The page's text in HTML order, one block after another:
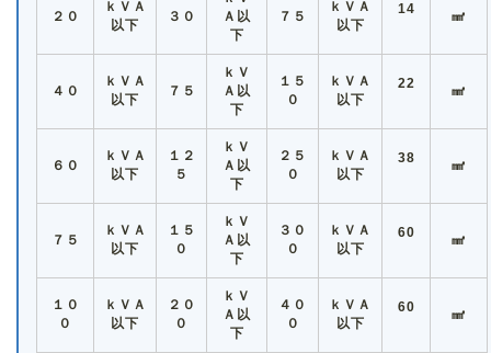
２０
ｋＶＡ
以下
３０
Ａ以
下
７５
ｋＶＡ
以下
14 ㎟
４０
ｋＶＡ
以下
７５
ｋＶ
Ａ以
下
１５
０
ｋＶＡ
以下
22 ㎟
６０
ｋＶＡ
以下
１２
５
ｋＶ
Ａ以
下
２５
０
ｋＶＡ
以下
38 ㎟
７５
ｋＶＡ
以下
１５
０
ｋＶ
Ａ以
下
３０
０
ｋＶＡ
以下
60 ㎟
１０
０
ｋＶＡ
以下
２０
０
ｋＶ
Ａ以
下
４０
０
ｋＶＡ
以下
60 ㎟